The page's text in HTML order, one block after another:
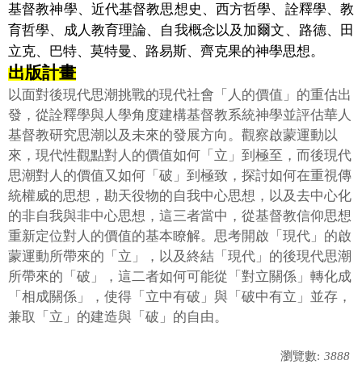
基督教神學、近代基督教思想史、西方哲學、詮釋學、教
育哲學、成人教育理論、自我概念以及加爾文、路德、田
立克、巴特、莫特曼、路易斯、齊克果的神學思想。
出版計畫
以面對後現代思潮挑戰的現代社會「人的價值」的重估出
發，從詮釋學與人學角度建構基督教系統神學並評估華人
基督教研究思潮以及未來的發展方向。觀察啟蒙運動以
來，現代性觀點對人的價值如何「立」到極至，而後現代
思潮對人的價值又如何「破」到極致，探討如何在重視傳
統權威的思想，勘天役物的自我中心思想，以及去中心化
的非自我與非中心思想，這三者當中，從基督教信仰思想
重新定位對人的價值的基本瞭解。思考開啟「現代」的啟
蒙運動所帶來的「立」，以及終結「現代」的後現代思潮
所帶來的「破」，這二者如何可能從「對立關係」轉化成
「相成關係」，使得「立中有破」與「破中有立」並存，
兼取「立」的建造與「破」的自由。
瀏覽數: 3888